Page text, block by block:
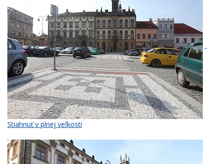
Stiahnuť v plnej veľkosti